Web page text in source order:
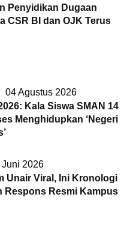
Penyidikan Dugaan
CSR BI dan OJK Terus
04 Agustus 2026
Kala Siswa SMAN 14
Menghidupkan ‘Negeri
Juni 2026
Unair Viral, Ini Kronologi
Respons Resmi Kampus